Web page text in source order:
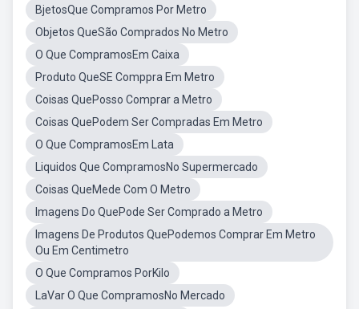
BjetosQue Compramos Por Metro
Objetos QueSão Comprados No Metro
O Que CompramosEm Caixa
Produto QueSE Comppra Em Metro
Coisas QuePosso Comprar a Metro
Coisas QuePodem Ser Compradas Em Metro
O Que CompramosEm Lata
Liquidos Que CompramosNo Supermercado
Coisas QueMede Com O Metro
Imagens Do QuePode Ser Comprado a Metro
Imagens De Produtos QuePodemos Comprar Em Metro
Ou Em Centimetro
O Que Compramos PorKilo
LaVar O Que CompramosNo Mercado